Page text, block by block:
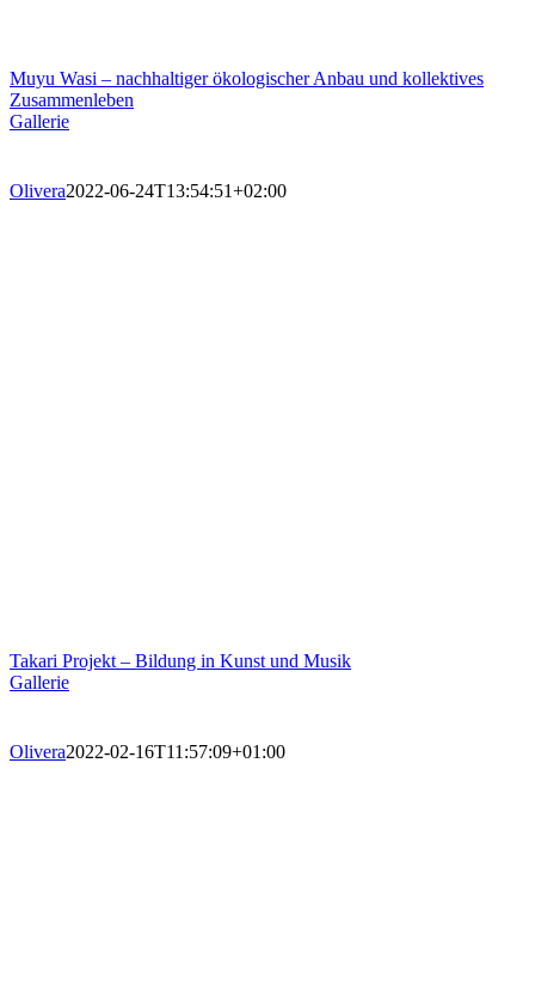
Muyu Wasi – nachhaltiger ökologischer Anbau und kollektives
Zusammenleben
Gallerie
Olivera2022-06-24T13:54:51+02:00
Takari Projekt – Bildung in Kunst und Musik
Gallerie
Olivera2022-02-16T11:57:09+01:00